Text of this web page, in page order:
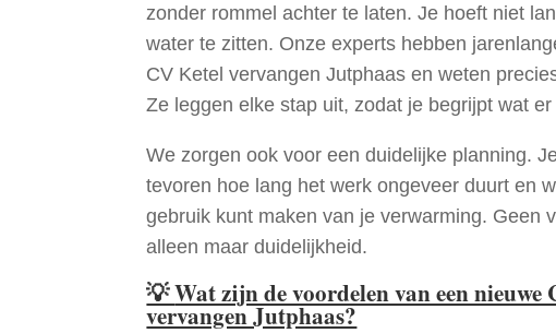
zonder rommel achter te laten. Je hoeft niet
water te zitten. Onze experts hebben
CV Ketel vervangen Jutphaas en weten
Ze leggen elke stap uit, zodat je begrijpt wat er
We zorgen ook voor een duidelijke planning.
tevoren hoe lang het werk ongeveer duurt en
gebruik kunt maken van je verwarming. Geen
alleen maar duidelijkheid.
💡Wat zijn de voordelen van een nieuwe
vervangen Jutphaas?